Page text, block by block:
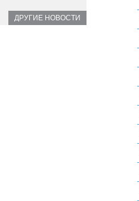
ДРУГИЕ НОВОСТИ